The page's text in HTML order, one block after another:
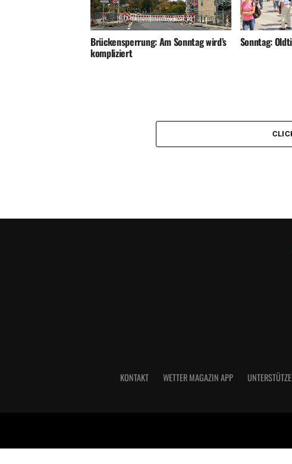
Brückensperrung: Am Sonntag wird’s
kompliziert
Sonntag:
KONTAKT WETTER MAGAZIN APP